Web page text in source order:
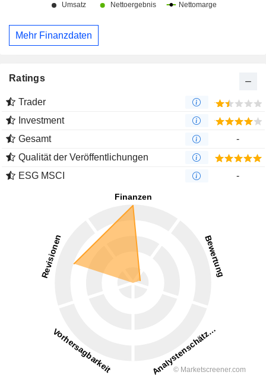
Mehr Finanzdaten
Ratings
Trader
Investment
Gesamt
-
Qualität der Veröffentlichungen
ESG MSCI
-